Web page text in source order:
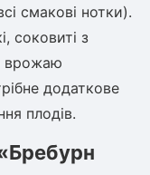
смакові нотки).
соковиті з
врожаю
додаткове
плодів.